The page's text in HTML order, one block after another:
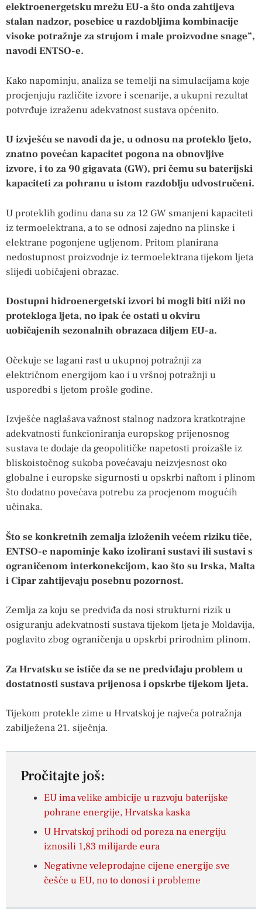
elektroenergetsku mrežu EU-a što onda zahtijeva
stalan nadzor, posebice u razdobljima kombinacije
visoke potražnje za strujom i male proizvodne snage”,
navodi ENTSO-e.
Kako napominju, analiza se temelji na simulacijama koje
procjenjuju različite izvore i scenarije, a ukupni rezultat
potvrđuje izraženu adekvatnost sustava općenito.
U izvješću se navodi da je, u odnosu na proteklo ljeto,
znatno povećan kapacitet pogona na obnovljive
izvore, i to za 90 gigavata (GW), pri čemu su baterijski
kapaciteti za pohranu u istom razdoblju udvostručeni.
U proteklih godinu dana su za 12 GW smanjeni kapaciteti
iz termoelektrana, a to se odnosi zajedno na plinske i
elektrane pogonjene ugljenom. Pritom planirana
nedostupnost proizvodnje iz termoelektrana tijekom ljeta
slijedi uobičajeni obrazac.
Dostupni hidroenergetski izvori bi mogli biti niži no
protekloga ljeta, no ipak će ostati u okviru
uobičajenih sezonalnih obrazaca diljem EU-a.
Očekuje se lagani rast u ukupnoj potražnji za
električnom energijom kao i u vršnoj potražnji u
usporedbi s ljetom prošle godine.
Izvješće naglašava važnost stalnog nadzora kratkotrajne
adekvatnosti funkcioniranja europskog prijenosnog
sustava te dodaje da geopolitičke napetosti proizašle iz
bliskoistočnog sukoba povećavaju neizvjesnost oko
globalne i europske sigurnosti u opskrbi naftom i plinom
što dodatno povećava potrebu za procjenom mogućih
učinaka.
Što se konkretnih zemalja izloženih većem riziku tiče,
ENTSO-e napominje kako izolirani sustavi ili sustavi s
ograničenom interkonekcijom, kao što su Irska, Malta
i Cipar zahtijevaju posebnu pozornost.
Zemlja za koju se predviđa da nosi strukturni rizik u
osiguranju adekvatnosti sustava tijekom ljeta je Moldavija,
poglavito zbog ograničenja u opskrbi prirodnim plinom.
Za Hrvatsku se ističe da se ne predviđaju problem u
dostatnosti sustava prijenosa i opskrbe tijekom ljeta.
Tijekom protekle zime u Hrvatskoj je najveća potražnja
zabilježena 21. siječnja.
Pročitajte još:
EU ima velike ambicije u razvoju baterijske
pohrane energije, Hrvatska kaska
U Hrvatskoj prihodi od poreza na energiju
iznosili 1,83 milijarde eura
Negativne veleprodajne cijene energije sve
češće u EU, no to donosi i probleme